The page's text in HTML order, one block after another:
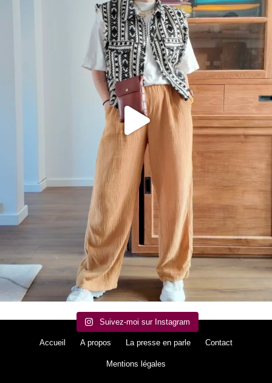
Suivez-moi sur Instagram
Accueil A propos La presse en parle Contact
Mentions légales